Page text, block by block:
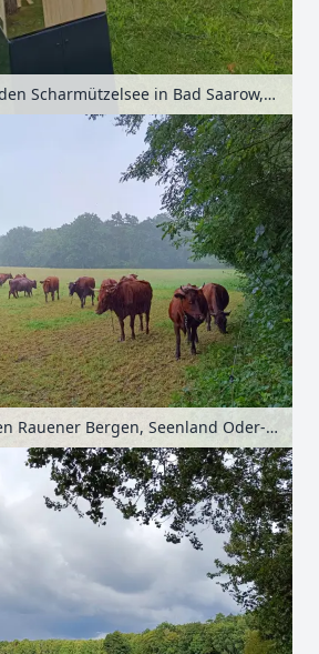
Lieblingsblick auf den Scharmützelsee in Bad Saarow, Seenland Oder-Spree, Brandenburg, Deutschland
Rinderweide an den Rauener Bergen, Seenland Oder-Spree, Brandenburg, Deutschland